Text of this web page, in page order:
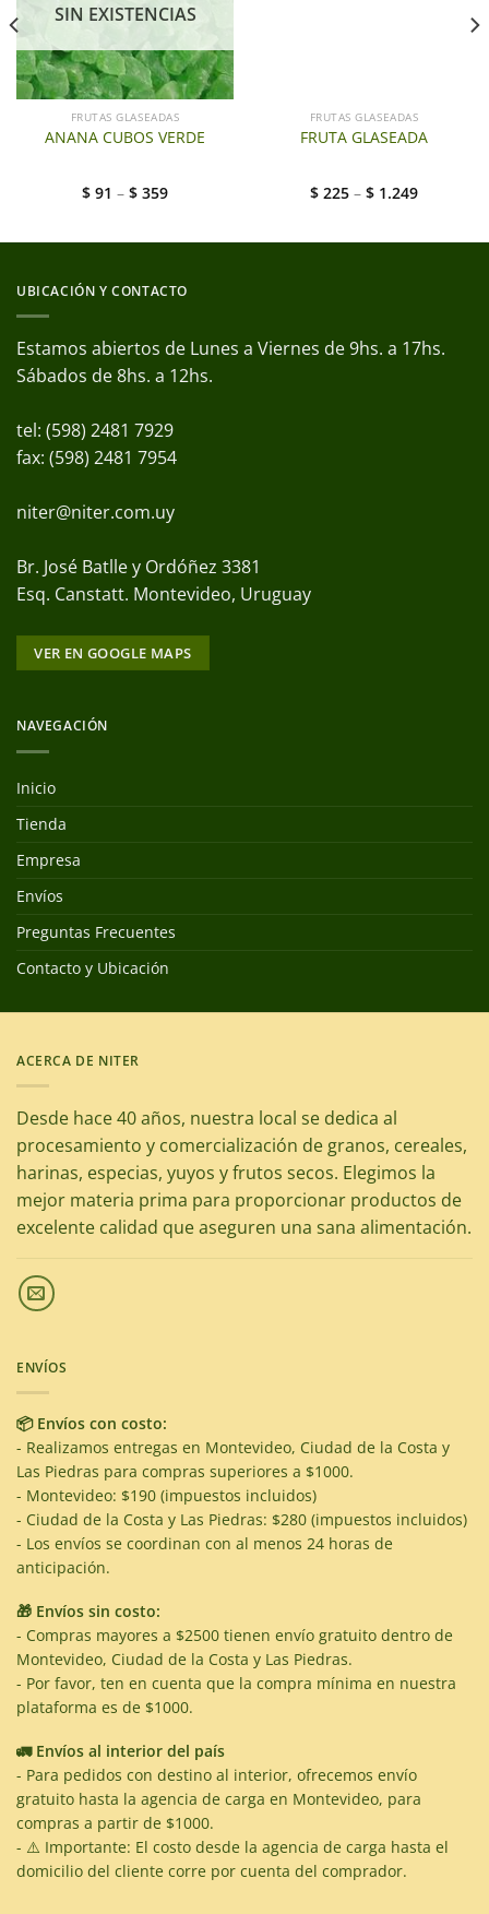
SIN EXISTENCIAS
FRUTAS GLASEADAS
ANANA CUBOS VERDE
$ 91 – $ 359
FRUTAS GLASEADAS
FRUTA GLASEADA
$ 225 – $ 1.249
UBICACIÓN Y CONTACTO
Estamos abiertos de Lunes a Viernes de 9hs. a 17hs.
Sábados de 8hs. a 12hs.
tel: (598) 2481 7929
fax: (598) 2481 7954
niter@niter.com.uy
Br. José Batlle y Ordóñez 3381
Esq. Canstatt. Montevideo, Uruguay
VER EN GOOGLE MAPS
NAVEGACIÓN
Inicio
Tienda
Empresa
Envíos
Preguntas Frecuentes
Contacto y Ubicación
ACERCA DE NITER
Desde hace 40 años, nuestra local se dedica al
procesamiento y comercialización de granos, cereales,
harinas, especias, yuyos y frutos secos. Elegimos la
mejor materia prima para proporcionar productos de
excelente calidad que aseguren una sana alimentación.
ENVÍOS
📦 Envíos con costo:
- Realizamos entregas en Montevideo, Ciudad de la Costa y
Las Piedras para compras superiores a $1000.
- Montevideo: $190 (impuestos incluidos)
- Ciudad de la Costa y Las Piedras: $280 (impuestos incluidos)
- Los envíos se coordinan con al menos 24 horas de
anticipación.
🎁 Envíos sin costo:
- Compras mayores a $2500 tienen envío gratuito dentro de
Montevideo, Ciudad de la Costa y Las Piedras.
- Por favor, ten en cuenta que la compra mínima en nuestra
plataforma es de $1000.
🚛 Envíos al interior del país
- Para pedidos con destino al interior, ofrecemos envío
gratuito hasta la agencia de carga en Montevideo, para
compras a partir de $1000.
- ⚠️ Importante: El costo desde la agencia de carga hasta el
domicilio del cliente corre por cuenta del comprador.